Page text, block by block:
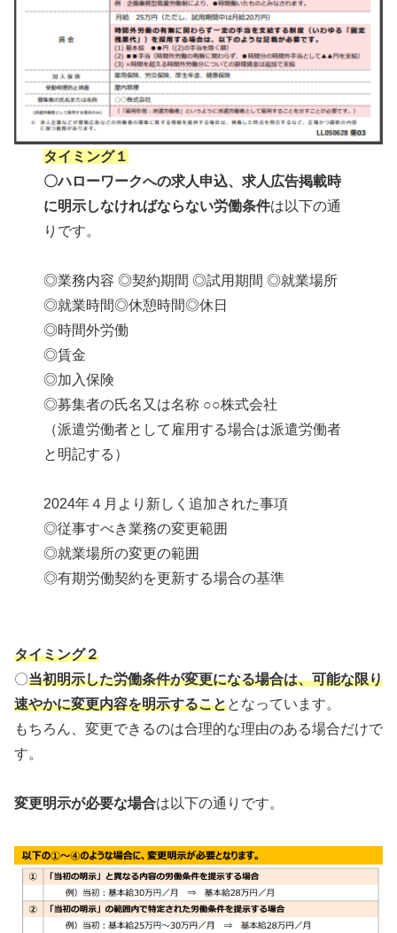
タイミング１
〇ハローワークへの求人申込、求人広告掲載時
に明示しなければならない労働条件は以下の通
りです。
◎業務内容 ◎契約期間 ◎試用期間 ◎就業場所
◎就業時間◎休憩時間◎休日
◎時間外労働
◎賃金
◎加入保険
◎募集者の氏名又は名称 ○○株式会社
（派遣労働者として雇用する場合は派遣労働者
と明記する）
2024年４月より新しく追加された事項
◎従事すべき業務の変更範囲
◎就業場所の変更の範囲
◎有期労働契約を更新する場合の基準
タイミング２
〇当初明示した労働条件が変更になる場合は、可能な限り
速やかに変更内容を明示することとなっています。
もちろん、変更できるのは合理的な理由のある場合だけで
す。
変更明示が必要な場合は以下の通りです。